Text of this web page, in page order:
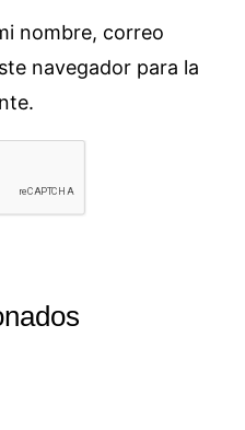
nombre, correo
navegador para la